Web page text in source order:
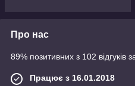
Про нас
89% позитивних з 102 відгуків
Працює з 16.01.2018